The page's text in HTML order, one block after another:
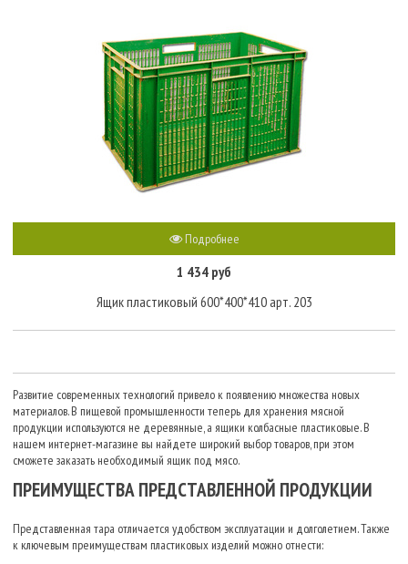
Подробнее
1 434 руб
Ящик пластиковый 600*400*410 арт. 203
Развитие современных технологий привело к появлению множества новых
материалов. В пищевой промышленности теперь для хранения мясной
продукции используются не деревянные, а ящики колбасные пластиковые. В
нашем интернет-магазине вы найдете широкий выбор товаров, при этом
сможете заказать необходимый ящик под мясо.
ПРЕИМУЩЕСТВА ПРЕДСТАВЛЕННОЙ ПРОДУКЦИИ
Представленная тара отличается удобством эксплуатации и долголетием. Также
к ключевым преимуществам пластиковых изделий можно отнести: